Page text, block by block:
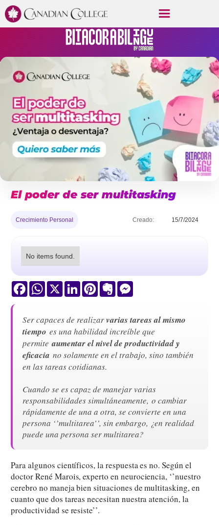
El poder de ser multitasking
Crecimiento Personal Creado: 15/7/2024
No items found.
FacebookWhatsApp
X LinkedInPinterestEvernote
Ser capaces de realizarvarias tareas al mismo
tiempoes una habilidad increíble que
permite aumentar el nivel de productividad y
eficacia no solamente en el trabajo, sino también
en las tareas cotidianas.
Cuando se es capaz de manejar varias
responsabilidades simultáneamente, o cambiar
rápidamente de una a otra, se convierte en una
persona ‘’multitarea’’, sin embargo, ¿en realidad
puede una persona ser multitarea?
Para algunos científicos, la respuesta es no. Según el
doctor René Marois, experto en neurociencia, ‘’nuestro
cerebro no maneja bien situaciones de multitasking, en
cuanto que dos tareas necesitan nuestra atención, la
productividad se resiste’’.